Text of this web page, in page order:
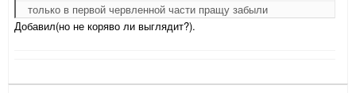
только в первой червленной части пращу забыли
Добавил(но не коряво ли выглядит?).